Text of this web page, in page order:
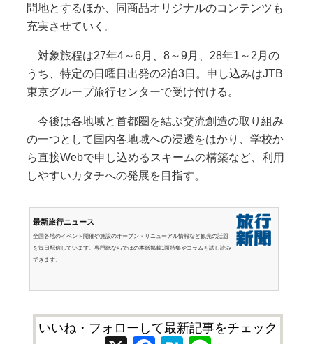
問地とするほか、同商品オリジナルのコンテンツも
充実させていく。
対象旅程は27年4～6月、8～9月、28年1～2月の
うち、特定の日曜日出発の2泊3日。申し込みはJTB
東京グループ旅行センターで受け付ける。
今後は各地域と首都圏を結ぶ交流創造の取り組み
の一つとして国内各地域への浸透をはかり、学校か
ら直接Webで申し込めるスキームの構築など、利用
しやすいカタチへの発展を目指す。
最新旅行ニュース
全国各地のイベント開催や施設のオープン・リニューアル情報など観光の話題
を毎日配信しています。専門紙ならではの本紙掲載1面特集やコラムも試し読み
できます。
いいね・フォローして最新記事をチェック